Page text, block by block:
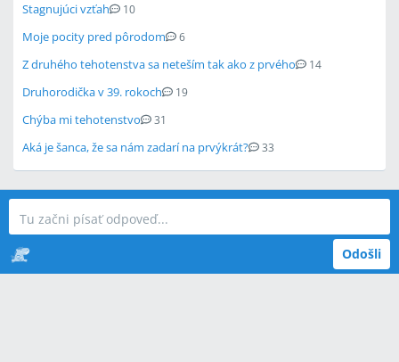
Stagnujúci vzťah 10
Moje pocity pred pôrodom 6
Z druhého tehotenstva sa neteším tak ako z prvého 14
Druhorodička v 39. rokoch 19
Chýba mi tehotenstvo 31
Aká je šanca, že sa nám zadarí na prvýkrát? 33
Odošli